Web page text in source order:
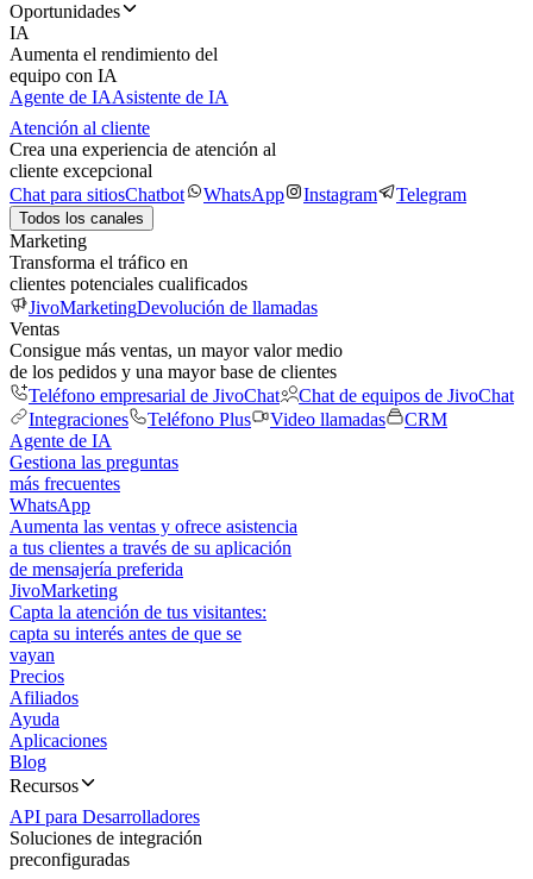
Oportunidades
IA
Aumenta el rendimiento del
equipo con IA
Agente de IAAsistente de IA
Atención al cliente
Crea una experiencia de atención al
cliente excepcional
Chat para sitiosChatbot WhatsApp Instagram Telegram
Todos los canales
Marketing
Transforma el tráfico en
clientes potenciales cualificados
JivoMarketingDevolución de llamadas
Ventas
Consigue más ventas, un mayor valor medio
de los pedidos y una mayor base de clientes
Teléfono empresarial de JivoChat
Chat de equipos de JivoChat
Integraciones
Teléfono Plus Video llamadas
CRM
Agente de IA
Gestiona las preguntas
más frecuentes
WhatsApp
Aumenta las ventas y ofrece asistencia
a tus clientes a través de su aplicación
de mensajería preferida
JivoMarketing
Capta la atención de tus visitantes:
capta su interés antes de que se
vayan
Precios
Afiliados
Ayuda
Aplicaciones
Blog
Recursos
API para Desarrolladores
Soluciones de integración
preconfiguradas